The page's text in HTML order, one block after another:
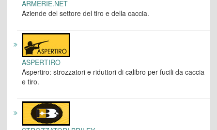
ARMERIE.NET
Aziende del settore del tiro e della caccia.
ASPERTIRO
Aspertiro: strozzatori e riduttori di calibro per fucili da caccia
e tiro.